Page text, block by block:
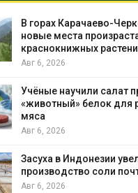
В горах Карачаево-
новые места
краснокнижных
Авг 6, 2026
Учёные научили салат
«животный» белок для
мяса
Авг 6, 2026
Засуха в Индонезии
производство соли
Авг 6, 2026